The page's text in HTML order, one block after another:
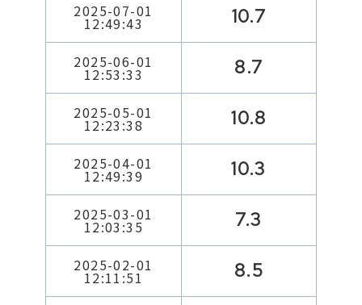
2025-07-01
12:49:43 10.7
2025-06-01
12:53:33 8.7
2025-05-01
12:23:38 10.8
2025-04-01
12:49:39 10.3
2025-03-01
12:03:35 7.3
2025-02-01
12:11:51 8.5